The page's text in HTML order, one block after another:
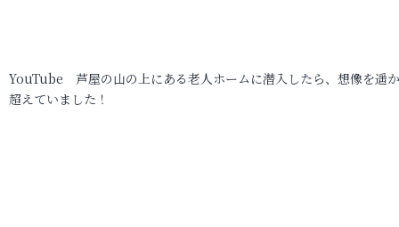
YouTube 芦屋の山の上にある老人ホームに潜入したら、想像を遥
超えていました！